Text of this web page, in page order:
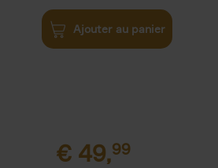
Ajouter au panier
€ 49,99